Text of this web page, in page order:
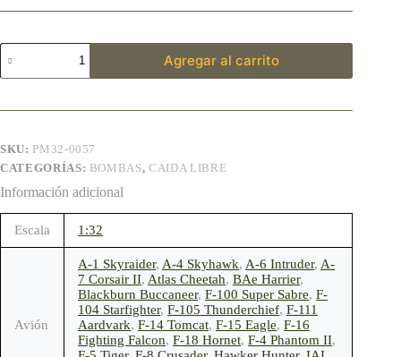
Agregar al carrito
SKU: PM32-0057
CATEGORÍAS: BOMBAS,CAIDA LIBRE
Información adicional
Escala 1:32
Avión
A-1 Skyraider, A-4 Skyhawk, A-6 Intruder, A-
7 Corsair II, Atlas Cheetah, BAe Harrier,
Blackburn Buccaneer, F-100 Super Sabre, F-
104 Starfighter, F-105 Thunderchief, F-111
Aardvark, F-14 Tomcat, F-15 Eagle, F-16
Fighting Falcon, F-18 Hornet, F-4 Phantom II,